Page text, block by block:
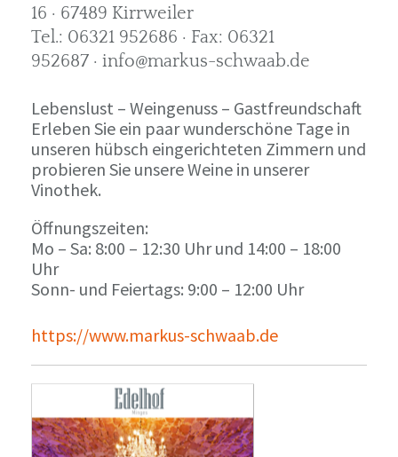
16 · 67489 Kirrweiler
Tel.: 06321 952686 · Fax: 06321
952687 · info@markus-schwaab.de
Lebenslust – Weingenuss – Gastfreundschaft
Erleben Sie ein paar wunderschöne Tage in
unseren hübsch eingerichteten Zimmern und
probieren Sie unsere Weine in unserer
Vinothek.
Öffnungszeiten:
Mo – Sa: 8:00 – 12:30 Uhr und 14:00 – 18:00
Uhr
Sonn- und Feiertags: 9:00 – 12:00 Uhr
https://www.markus-schwaab.de